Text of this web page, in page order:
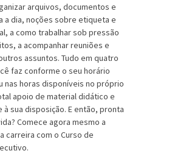
arquivos, documentos e
a dia, noções sobre etiqueta e
a como trabalhar sob pressão
a acompanhar reuniões e
assuntos. Tudo em quatro
faz conforme o seu horário
nas horas disponíveis no próprio
apoio de material didático e
sua disposição. E então, pronta
Comece agora mesmo a
carreira com o Curso de